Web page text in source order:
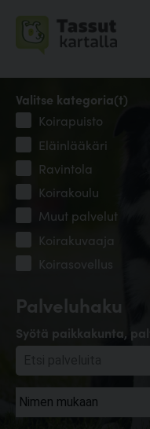
Palveluhaku
Syötä paikkakunta,
Valitse kategoria(t)
Koirapuisto
Eläinlääkäri
Ravintola
Koirakoulu
Muut palvelut
Koirakuvaaja
Koirasovellus